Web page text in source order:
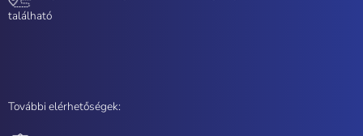
található
További elérhetőségek: